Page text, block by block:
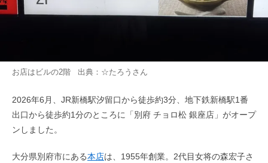
お店はビルの2階 出典： ☆たろう さん
2026年6月、JR新橋駅汐留口から徒歩約3分、地下鉄新橋駅1番
出口から徒歩約1分のところに「別府 チョロ松 銀座店」がオープ
ンしました。
大分県別府市にある本店は、1955年創業。2代目女将の森宏子さ